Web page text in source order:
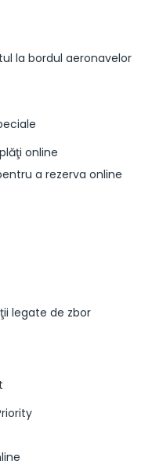
la bordul aeronavelor
online
a rezerva online
legate de zbor